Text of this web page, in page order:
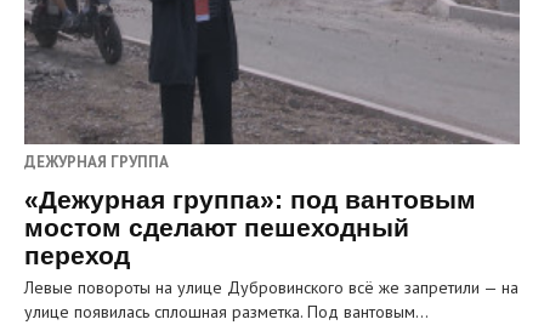
ДЕЖУРНАЯ ГРУППА
«Дежурная группа»: под вантовым
мостом сделают пешеходный
переход
Левые повороты на улице Дубровинского всё же запретили — на
улице появилась сплошная разметка. Под вантовым…